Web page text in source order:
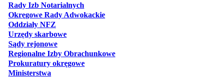
Rady Izb Notarialnych
Okręgowe Rady Adwokackieotwiera się w nowej karcie
Oddziały NFZ
Urzędy skarboweotwiera się w nowej karcie
Sądy rejonoweotwiera się w nowej karcie
Regionalne Izby Obrachunkoweotwiera się w nowej karcie
Prokuratury okręgoweotwiera się w nowej karcie
Ministerstwa